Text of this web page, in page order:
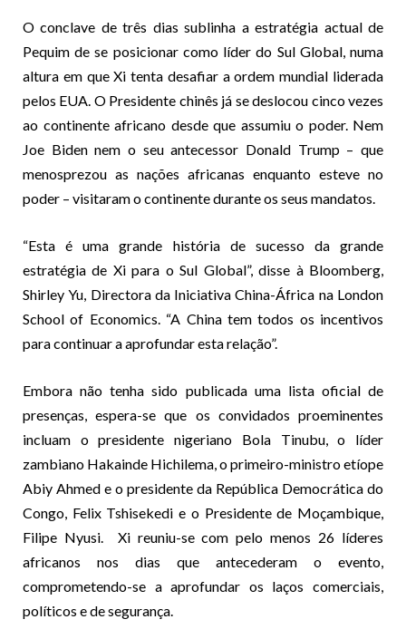
O conclave de três dias sublinha a estratégia actual de
Pequim de se posicionar como líder do Sul Global, numa
altura em que Xi tenta desafiar a ordem mundial liderada
pelos EUA. O Presidente chinês já se deslocou cinco vezes
ao continente africano desde que assumiu o poder. Nem
Joe Biden nem o seu antecessor Donald Trump – que
menosprezou as nações africanas enquanto esteve no
poder – visitaram o continente durante os seus mandatos.
“Esta é uma grande história de sucesso da grande
estratégia de Xi para o Sul Global”, disse à Bloomberg,
Shirley Yu, Directora da Iniciativa China-África na London
School of Economics. “A China tem todos os incentivos
para continuar a aprofundar esta relação”.
Embora não tenha sido publicada uma lista oficial de
presenças, espera-se que os convidados proeminentes
incluam o presidente nigeriano Bola Tinubu, o líder
zambiano Hakainde Hichilema, o primeiro-ministro etíope
Abiy Ahmed e o presidente da República Democrática do
Congo, Felix Tshisekedi e o Presidente de Moçambique,
Filipe Nyusi. Xi reuniu-se com pelo menos 26 líderes
africanos nos dias que antecederam o evento,
comprometendo-se a aprofundar os laços comerciais,
políticos e de segurança.